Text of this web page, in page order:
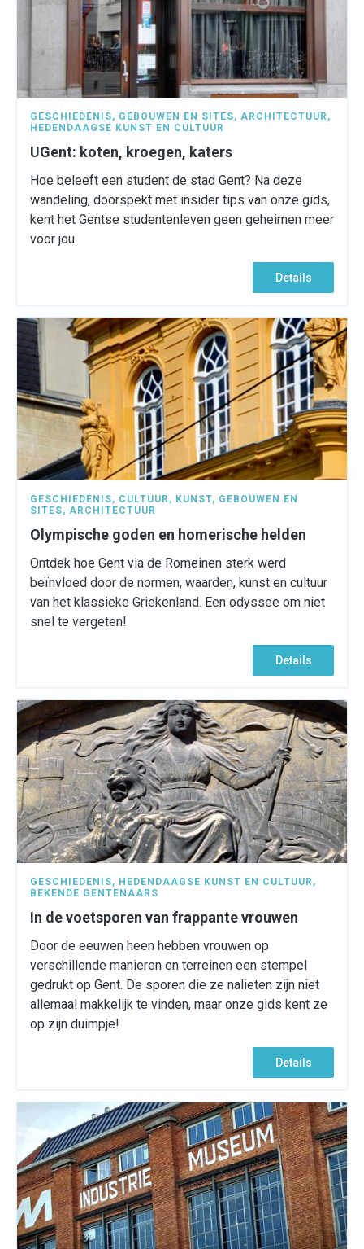
GESCHIEDENIS, GEBOUWEN EN SITES, ARCHITECTUUR ,
HEDENDAAGSE KUNST EN CULTUUR
UGent: koten, kroegen, katers
Hoe beleeft een student de stad Gent? Na deze
wandeling, doorspekt met insider tips van onze gids,
kent het Gentse studentenleven geen geheimen meer
voor jou.
Details
GESCHIEDENIS, CULTUUR , KUNST, GEBOUWEN EN
SITES, ARCHITECTUUR
Olympische goden en homerische helden
Ontdek hoe Gent via de Romeinen sterk werd
beïnvloed door de normen, waarden, kunst en cultuur
van het klassieke Griekenland. Een odyssee om niet
snel te vergeten!
Details
GESCHIEDENIS, HEDENDAAGSE KUNST EN CULTUUR ,
BEKENDE GENTENAARS
In de voetsporen van frappante vrouwen
Door de eeuwen heen hebben vrouwen op
verschillende manieren en terreinen een stempel
gedrukt op Gent. De sporen die ze nalieten zijn niet
allemaal makkelijk te vinden, maar onze gids kent ze
op zijn duimpje!
Details